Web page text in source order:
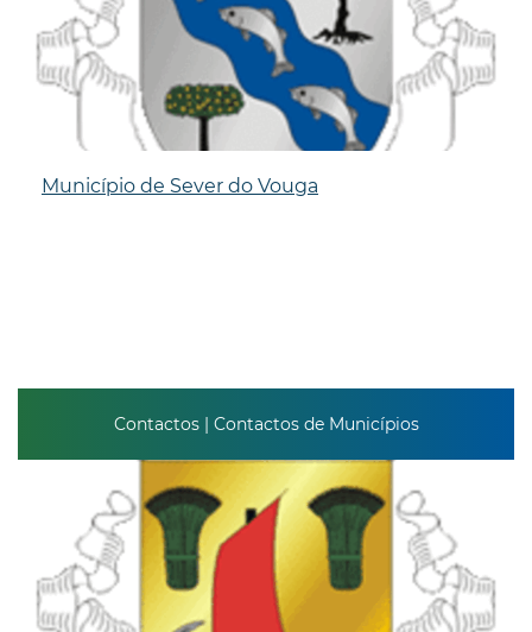
Município de Sever do Vouga
Contactos | Contactos de Municípios